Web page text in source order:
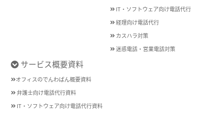
IT・ソフトウェア向け電話代行
経理向け電話代行
カスハラ対策
迷惑電話・営業電話対策
サービス概要資料
オフィスのでんわばん概要資料
弁護士向け電話代行資料
IT・ソフトウェア向け電話代行資料